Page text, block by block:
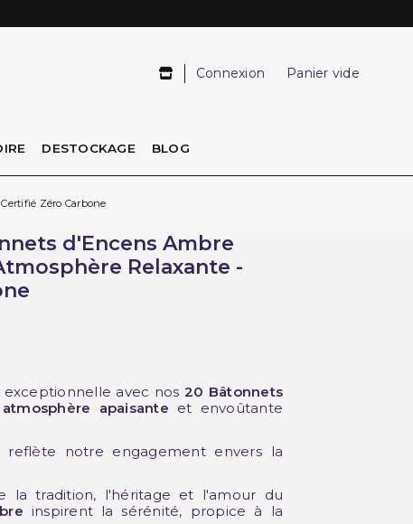
Connexion Panier vide
DESTOCKAGE BLOG
Zéro Carbone
d'Encens Ambre
Relaxante -
avec nos 20 Bâtonnets
atmosphère apaisante et envoûtante
reflète notre engagement envers la
la tradition, l'héritage et l'amour du
inspirent la sérénité, propice à la